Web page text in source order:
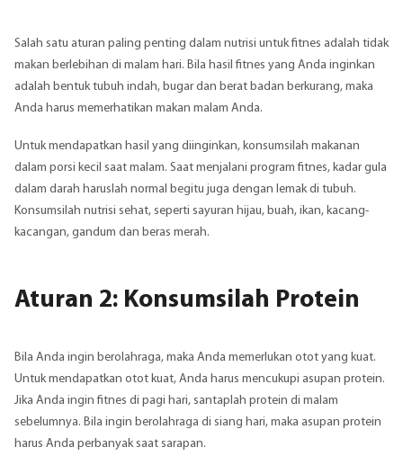
Salah satu aturan paling penting dalam nutrisi untuk fitnes adalah tidak
makan berlebihan di malam hari. Bila hasil fitnes yang Anda inginkan
adalah bentuk tubuh indah, bugar dan berat badan berkurang, maka
Anda harus memerhatikan makan malam Anda.
Untuk mendapatkan hasil yang diinginkan, konsumsilah makanan
dalam porsi kecil saat malam. Saat menjalani program fitnes, kadar gula
dalam darah haruslah normal begitu juga dengan lemak di tubuh.
Konsumsilah nutrisi sehat, seperti sayuran hijau, buah, ikan, kacang-
kacangan, gandum dan beras merah.
Aturan 2: Konsumsilah Protein
Bila Anda ingin berolahraga, maka Anda memerlukan otot yang kuat.
Untuk mendapatkan otot kuat, Anda harus mencukupi asupan protein.
Jika Anda ingin fitnes di pagi hari, santaplah protein di malam
sebelumnya. Bila ingin berolahraga di siang hari, maka asupan protein
harus Anda perbanyak saat sarapan.